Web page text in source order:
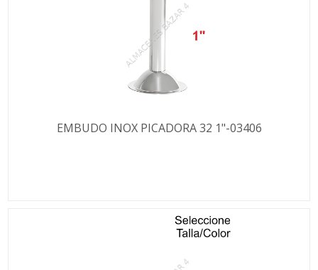
EMBUDO INOX PICADORA 32 1"-03406